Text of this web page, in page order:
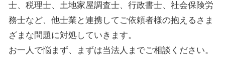
士、税理士、土地家屋調査士、行政書士、社会保険労
務士など、他士業と連携してご依頼者様の抱えるさま
ざまな問題に対処していきます。
お一人で悩まず、まずは当法人までご相談ください。